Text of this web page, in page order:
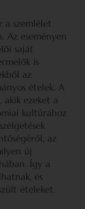
a szemlélet
Az eseményen
saját
is
az
ételek. A
akik ezeket a
kultúrához
az
új
Így a
és
ételeket.